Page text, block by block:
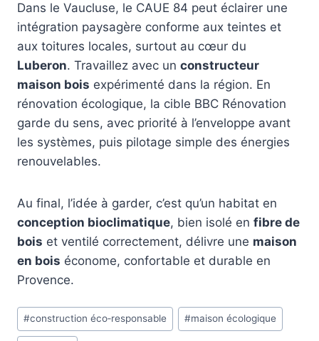
Dans le Vaucluse, le CAUE 84 peut éclairer une
intégration paysagère conforme aux teintes et
aux toitures locales, surtout au cœur du
Luberon. Travaillez avec un constructeur
maison bois expérimenté dans la région. En
rénovation écologique, la cible BBC Rénovation
garde du sens, avec priorité à l’enveloppe avant
les systèmes, puis pilotage simple des énergies
renouvelables.
Au final, l’idée à garder, c’est qu’un habitat en
conception bioclimatique, bien isolé en fibre de
bois et ventilé correctement, délivre une maison
en bois économe, confortable et durable en
Provence.
Étiquettes
de
#construction éco‑responsable #maison écologique